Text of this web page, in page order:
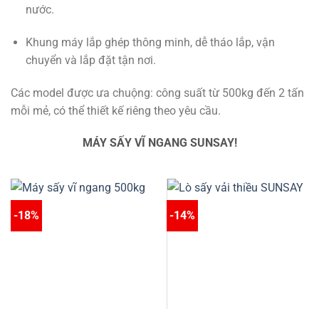
nước.
Khung máy lắp ghép thông minh, dễ tháo lắp, vận
chuyển và lắp đặt tận nơi.
Các model được ưa chuộng: công suất từ 500kg đến 2 tấn
mỗi mẻ, có thể thiết kế riêng theo yêu cầu.
MÁY SẤY VĨ NGANG SUNSAY!
-18% -14%